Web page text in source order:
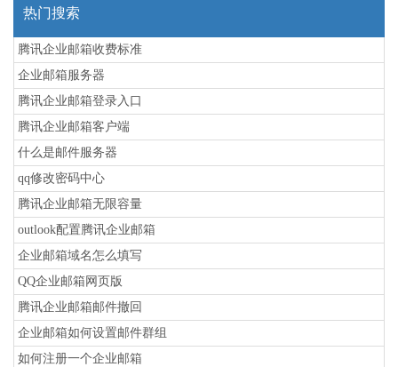
热门搜索
腾讯企业邮箱收费标准
企业邮箱服务器
腾讯企业邮箱登录入口
腾讯企业邮箱客户端
什么是邮件服务器
qq修改密码中心
腾讯企业邮箱无限容量
outlook配置腾讯企业邮箱
企业邮箱域名怎么填写
QQ企业邮箱网页版
腾讯企业邮箱邮件撤回
企业邮箱如何设置邮件群组
如何注册一个企业邮箱